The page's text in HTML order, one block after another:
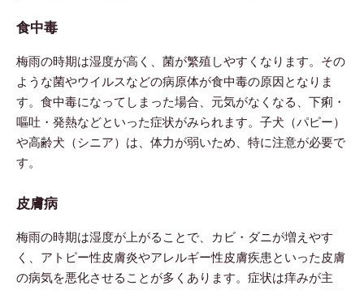
食中毒
梅雨の時期は湿度が高く、菌が繁殖しやすくなります。その
ような菌やウイルスなどの病原体が食中毒の原因となりま
す。食中毒になってしまった場合、元気がなくなる、下痢・
嘔吐・発熱などといった症状がみられます。子犬（パピー）
や高齢犬（シニア）は、体力が弱いため、特に注意が必要で
す。
皮膚病
梅雨の時期は湿度が上がることで、カビ・ダニが増えやす
く、アトピー性皮膚炎やアレルギー性皮膚疾患といった皮膚
の病気を悪化させることが多くあります。症状は痒みが主